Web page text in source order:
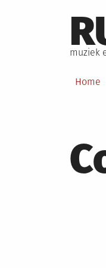
to
content
muziek
Home